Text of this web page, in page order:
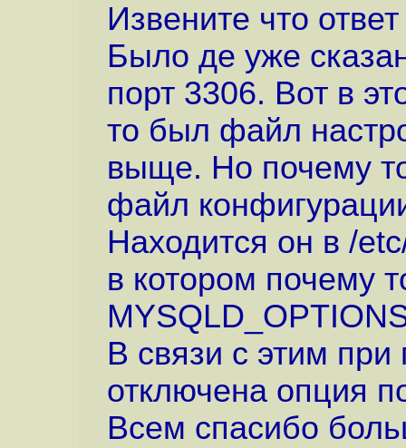
Извените что
Было де уже
порт 3306. Вот в
то был файл
выще. Но почему
файл
Находится он в /
в котором почему
В связи с этим
отключена опция
Всем спасибо